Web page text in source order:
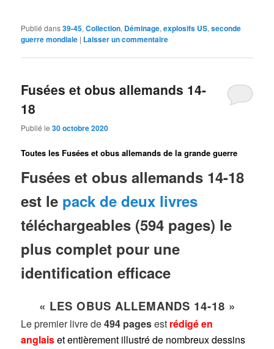
Publié dans39-45,Collection, Déminage,explosifs US,seconde
guerre mondiale | Laisser un commentaire
Fusées et obus allemands 14-
18
Publié le30 octobre 2020
Toutes les Fusées et obus allemands de la grande guerre
Fusées et obus allemands 14-18
est le pack de deux livres
téléchargeables (594 pages) le
plus complet pour une
identification efficace
« LES OBUS ALLEMANDS 14-18 »
Le premier livre de494 pagesest rédigé en
anglaiset entièrement illustré de nombreux dessins